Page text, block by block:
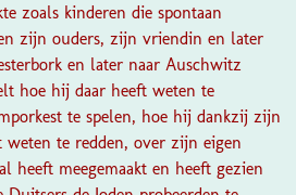
zoals kinderen die spontaan
zijn ouders, zijn vriendin en later
en later naar Auschwitz
hoe hij daar heeft weten te
te spelen, hoe hij dankzij zijn
weten te redden, over zijn eigen
heeft meegemaakt en heeft gezien